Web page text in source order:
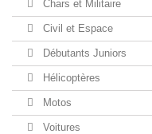
Chars et Militaire
Civil et Espace
Débutants Juniors
Hélicoptères
Motos
Voitures